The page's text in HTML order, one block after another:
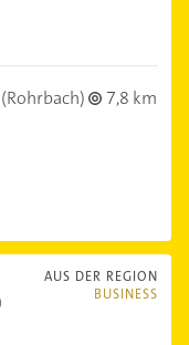
(Rohrbach)
7,8 km
AUS DER REGION
BUSINESS